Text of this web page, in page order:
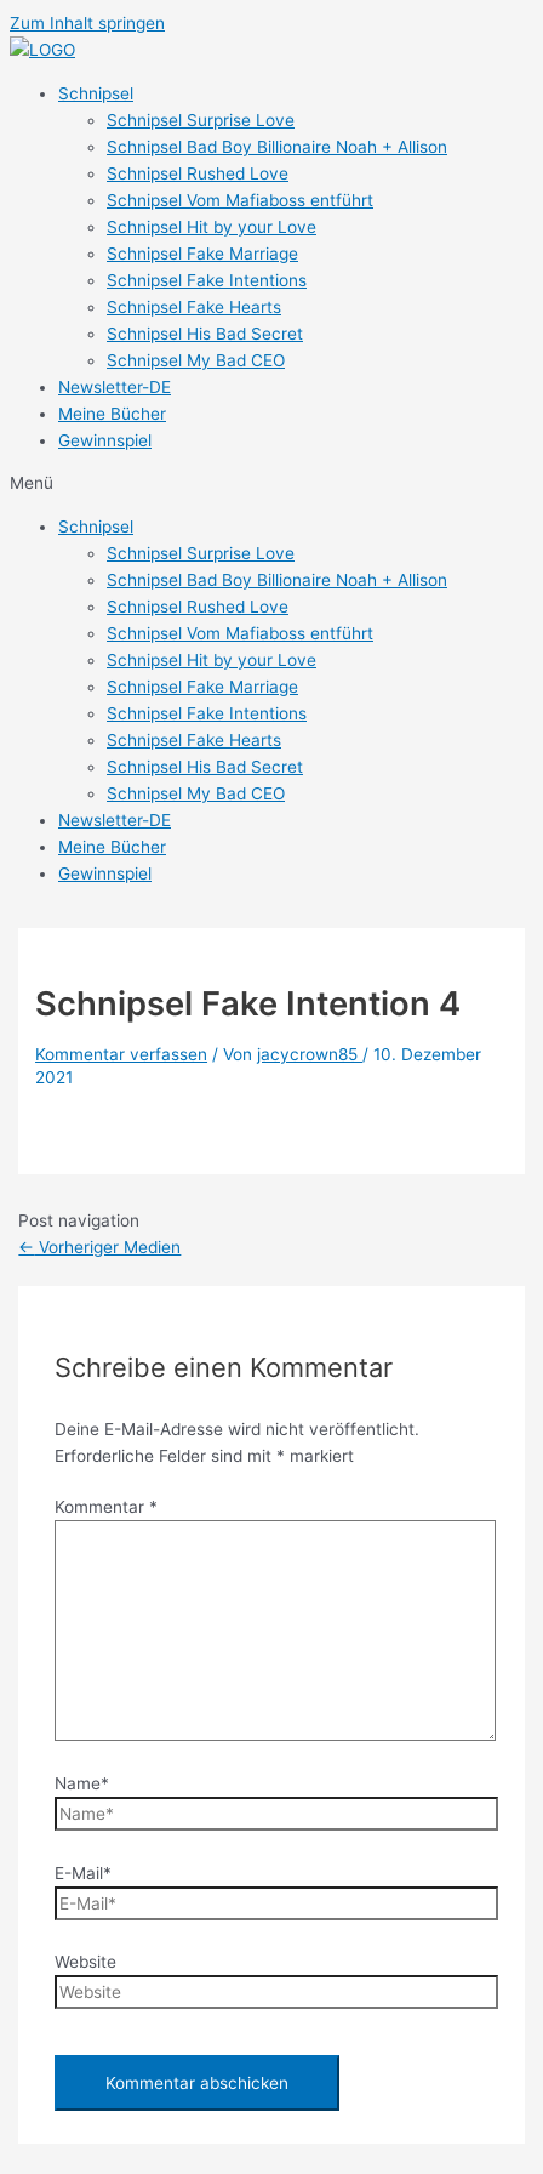
Zum Inhalt springen
Schnipsel
Schnipsel Surprise Love
Schnipsel Bad Boy Billionaire Noah + Allison
Schnipsel Rushed Love
Schnipsel Vom Mafiaboss entführt
Schnipsel Hit by your Love
Schnipsel Fake Marriage
Schnipsel Fake Intentions
Schnipsel Fake Hearts
Schnipsel His Bad Secret
Schnipsel My Bad CEO
Newsletter-DE
Meine Bücher
Gewinnspiel
Menü
Schnipsel
Schnipsel Surprise Love
Schnipsel Bad Boy Billionaire Noah + Allison
Schnipsel Rushed Love
Schnipsel Vom Mafiaboss entführt
Schnipsel Hit by your Love
Schnipsel Fake Marriage
Schnipsel Fake Intentions
Schnipsel Fake Hearts
Schnipsel His Bad Secret
Schnipsel My Bad CEO
Newsletter-DE
Meine Bücher
Gewinnspiel
Schnipsel Fake Intention 4
Kommentar verfassen / Vonjacycrown85 /10. Dezember
2021
Post navigation
← Vorheriger Medien
Schreibe einen Kommentar
Deine E-Mail-Adresse wird nicht veröffentlicht.
Erforderliche Felder sind mit * markiert
Kommentar *
Name*
E-Mail*
Website